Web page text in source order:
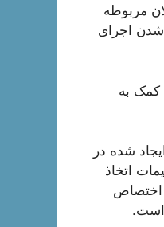
مربوطه
شدن اجرای
برای کمک به
ماه 99بعد از حاشیه‌های ایجاد شده در
اتخاذ
اختصاص
است.